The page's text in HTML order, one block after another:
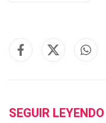
SEGUIR LEYENDO